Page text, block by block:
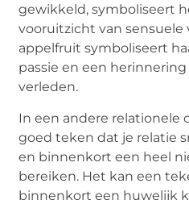
gewikkeld, symboliseert
vooruitzicht van sensuele
appelfruit symboliseert
passie en een
verleden.
In een andere relationele
goed teken dat je relatie
en binnenkort een heel
bereiken. Het kan een
binnenkort een huwelijk